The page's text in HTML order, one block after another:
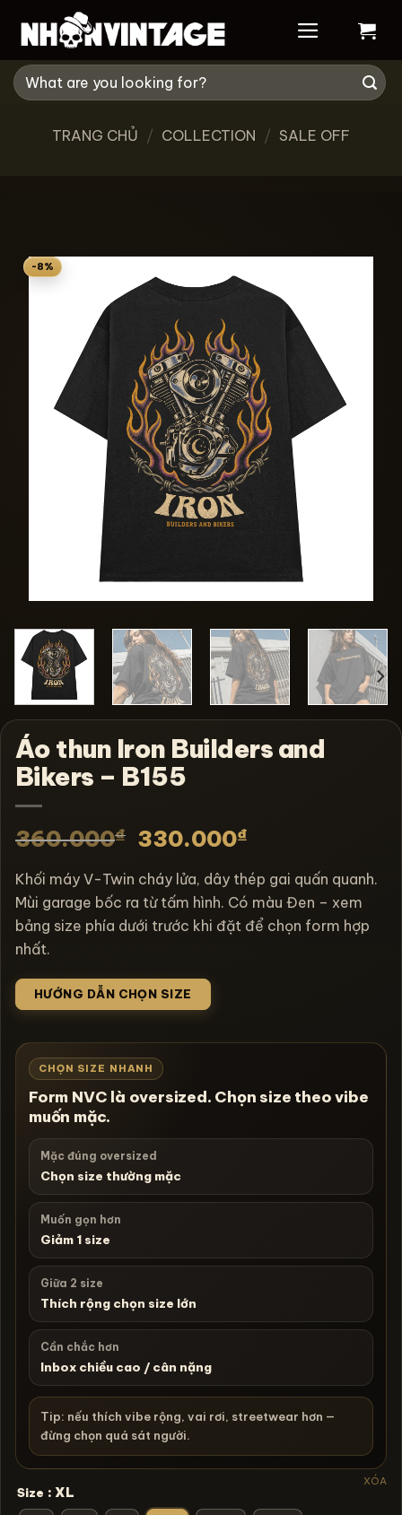
Tìm
kiếm:
TRANG CHỦ / COLLECTION / SALE OFF
-8%
Áo thun Iron Builders and
Bikers – B155
360.000₫ 330.000₫
Khối máy V-Twin cháy lửa, dây thép gai quấn quanh.
Mùi garage bốc ra từ tấm hình. Có màu Đen – xem
bảng size phía dưới trước khi đặt để chọn form hợp
nhất.
HƯỚNG DẪN CHỌN SIZE
CHỌN SIZE NHANH
Form NVC là oversized. Chọn size theo vibe
muốn mặc.
Mặc đúng oversized
Chọn size thường mặc
Muốn gọn hơn
Giảm 1 size
Giữa 2 size
Thích rộng chọn size lớn
Cần chắc hơn
Inbox chiều cao / cân nặng
Tip: nếu thích vibe rộng, vai rơi, streetwear hơn —
đừng chọn quá sát người.
Size : XL
XÓA